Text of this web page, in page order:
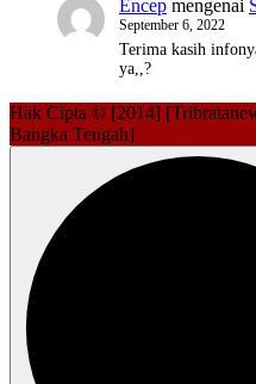
Encep mengenai
September 6, 2022
Terima kasih
ya,,?
Hak Cipta © [2014]
Bangka Tengah]